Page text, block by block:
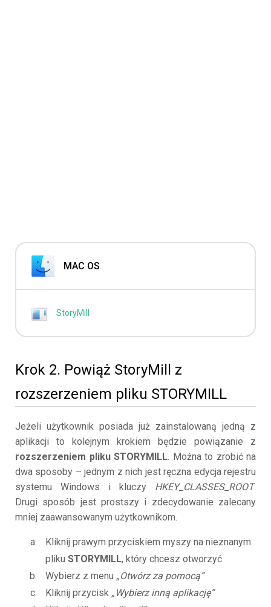
MAC OS
StoryMill
Krok 2. Powiąż StoryMill z
rozszerzeniem pliku STORYMILL
Jeżeli użytkownik posiada już zainstalowaną jedną z
aplikacji to kolejnym krokiem będzie powiązanie z
rozszerzeniem pliku STORYMILL. Można to zrobić na
dwa sposoby – jednym z nich jest ręczna edycja rejestru
systemu Windows i kluczy HKEY_CLASSES_ROOT.
Drugi sposób jest prostszy i zdecydowanie zalecany
mniej zaawansowanym użytkownikom.
Kliknij prawym przyciskiem myszy na nieznanym
pliku STORYMILL, który chcesz otworzyć
Wybierz z menu „Otwórz za pomocą”
Kliknij przycisk „Wybierz inną aplikację”